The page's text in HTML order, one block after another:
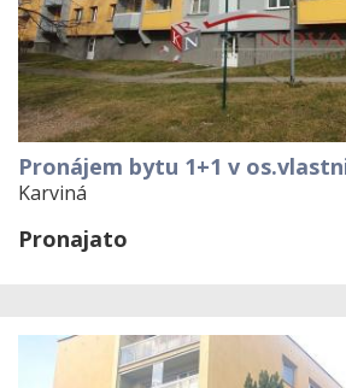
Pronájem bytu 1+1 v
Karviná
Pronajato